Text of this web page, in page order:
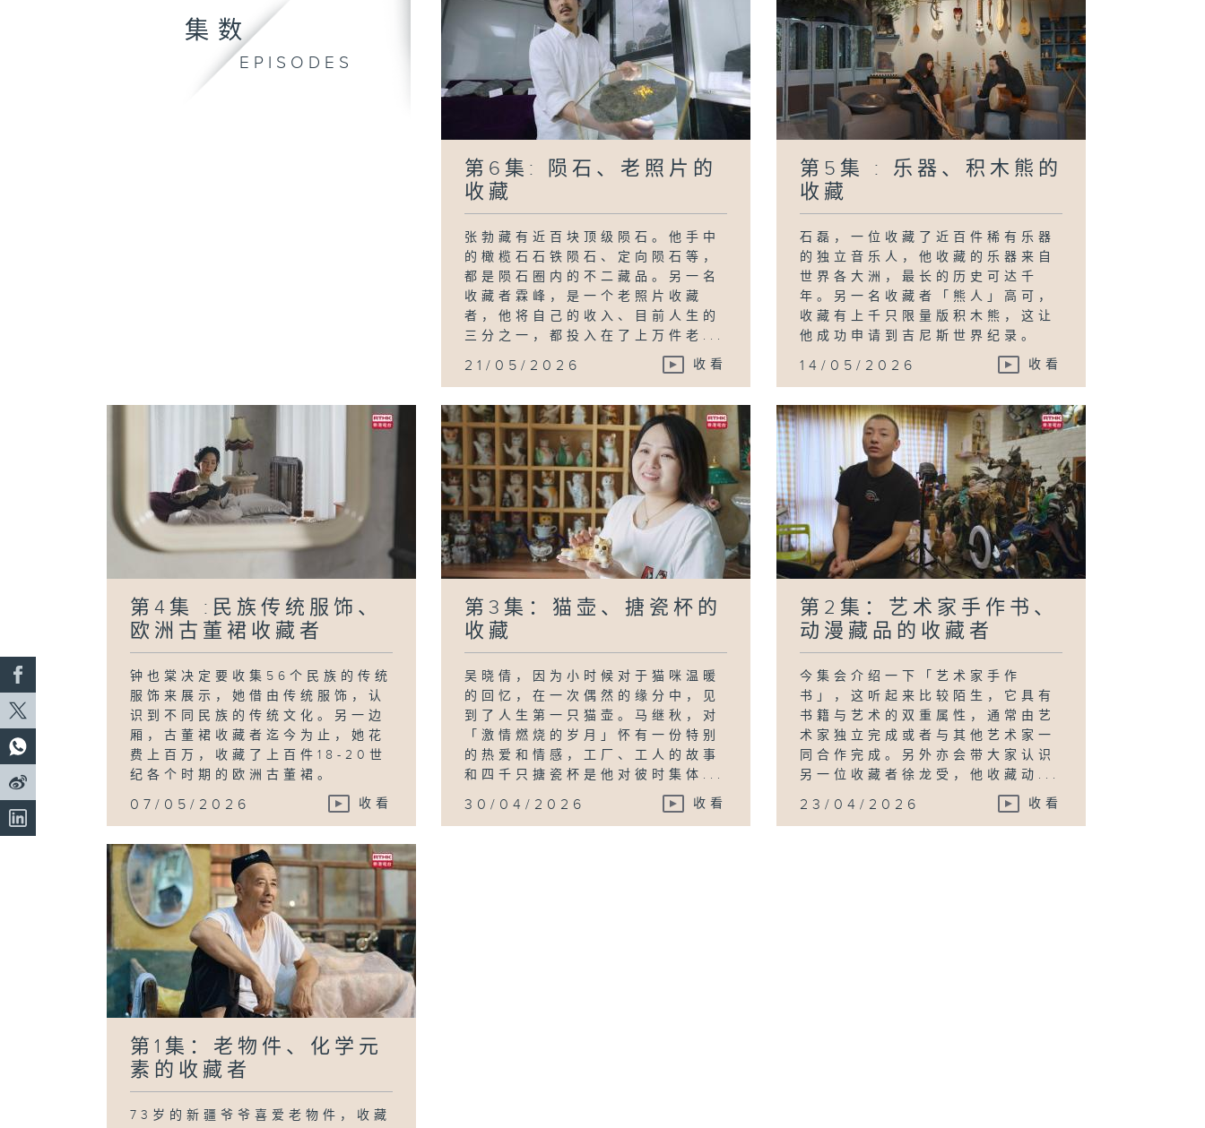
集数
EPISODES
第6集: 陨石、老照片的
收藏
张勃藏有近百块顶级陨石。他手中
的橄榄石石铁陨石、定向陨石等，
都是陨石圈内的不二藏品。另一名
收藏者霖峰，是一个老照片收藏
者，他将自己的收入、目前人生的
三分之一，都投入在了上万件老...
21/05/2026 收看
第5集 : 乐器、积木熊的
收藏
石磊，一位收藏了近百件稀有乐器
的独立音乐人，他收藏的乐器来自
世界各大洲，最长的历史可达千
年。另一名收藏者「熊人」高可，
收藏有上千只限量版积木熊，这让
他成功申请到吉尼斯世界纪录。
14/05/2026 收看
第4集 :民族传统服饰、
欧洲古董裙收藏者
钟也棠决定要收集56个民族的传统
服饰来展示，她借由传统服饰，认
识到不同民族的传统文化。另一边
厢，古董裙收藏者迄今为止，她花
费上百万，收藏了上百件18-20世
纪各个时期的欧洲古董裙。
07/05/2026 收看
第3集：猫壶、搪瓷杯的
收藏
吴晓倩，因为小时候对于猫咪温暖
的回忆，在一次偶然的缘分中，见
到了人生第一只猫壶。马继秋，对
「激情燃烧的岁月」怀有一份特别
的热爱和情感，工厂、工人的故事
和四千只搪瓷杯是他对彼时集体...
30/04/2026 收看
第2集：艺术家手作书、
动漫藏品的收藏者
今集会介绍一下「艺术家手作
书」，这听起来比较陌生，它具有
书籍与艺术的双重属性，通常由艺
术家独立完成或者与其他艺术家一
同合作完成。另外亦会带大家认识
另一位收藏者徐龙受，他收藏动...
23/04/2026 收看
第1集：老物件、化学元
素的收藏者
73岁的新疆爷爷喜爱老物件，收藏